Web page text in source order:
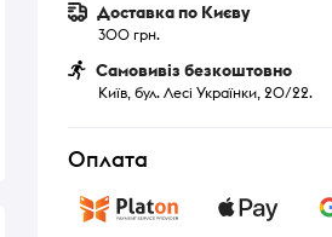
Доставка по Києву
300 грн.
Самовивіз безкоштовно
Київ, бул. Лесі Українки, 20/22.
Оплата